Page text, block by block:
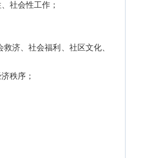
社会性工作；
济、社会福利、社区文化、
秩序；